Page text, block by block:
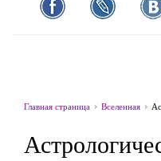
Главная страница Вселенная